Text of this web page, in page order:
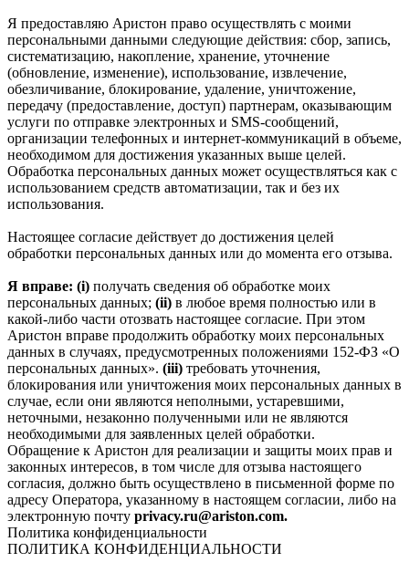
Я предоставляю Аристон право осуществлять с моими
персональными данными следующие действия: сбор, запись,
систематизацию, накопление, хранение, уточнение
(обновление, изменение), использование, извлечение,
обезличивание, блокирование, удаление, уничтожение,
передачу (предоставление, доступ) партнерам, оказывающим
услуги по отправке электронных и SMS‑сообщений,
организации телефонных и интернет‑коммуникаций в объеме,
необходимом для достижения указанных выше целей.
Обработка персональных данных может осуществляться как с
использованием средств автоматизации, так и без их
использования.
Настоящее согласие действует до достижения целей
обработки персональных данных или до момента его отзыва.
Я вправе: (i) получать сведения об обработке моих
персональных данных; (ii) в любое время полностью или в
какой-либо части отозвать настоящее согласие. При этом
Аристон вправе продолжить обработку моих персональных
данных в случаях, предусмотренных положениями 152-ФЗ «О
персональных данных». (iii) требовать уточнения,
блокирования или уничтожения моих персональных данных в
случае, если они являются неполными, устаревшими,
неточными, незаконно полученными или не являются
необходимыми для заявленных целей обработки.
Обращение к Аристон для реализации и защиты моих прав и
законных интересов, в том числе для отзыва настоящего
согласия, должно быть осуществлено в письменной форме по
адресу Оператора, указанному в настоящем согласии, либо на
электронную почту privacy.ru@ariston.com.
Политика конфиденциальности
ПОЛИТИКА КОНФИДЕНЦИАЛЬНОСТИ